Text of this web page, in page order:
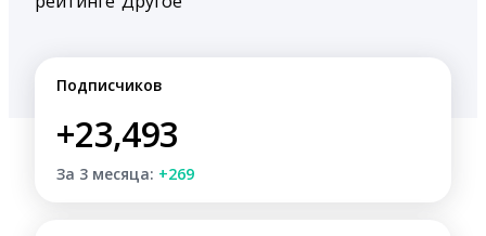
Подписчиков
+23,493
За 3 месяца: +269